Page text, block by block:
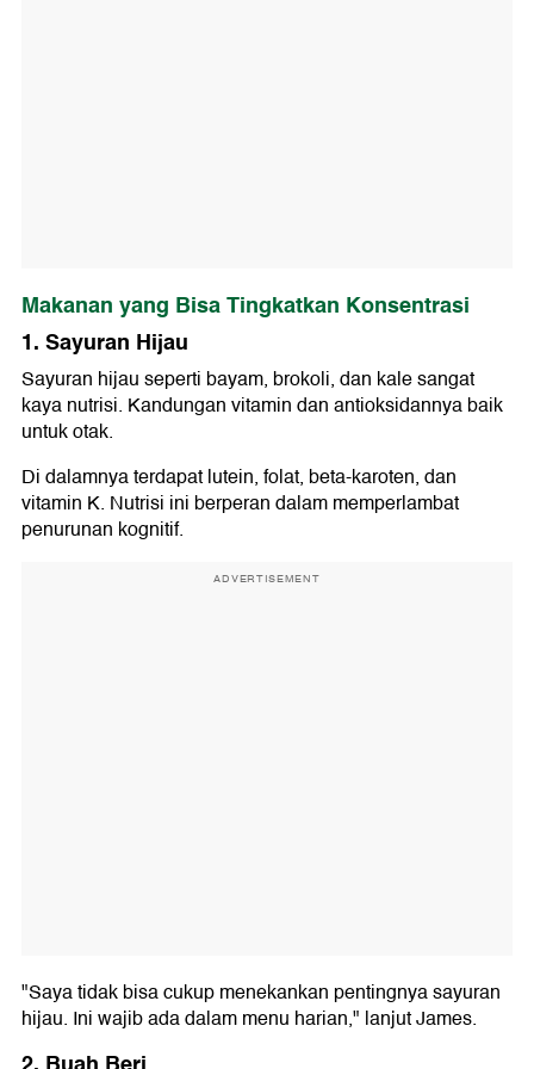
Makanan yang Bisa Tingkatkan Konsentrasi
1. Sayuran Hijau
Sayuran hijau seperti bayam, brokoli, dan kale sangat
kaya nutrisi. Kandungan vitamin dan antioksidannya baik
untuk otak.
Di dalamnya terdapat lutein, folat, beta-karoten, dan
vitamin K. Nutrisi ini berperan dalam memperlambat
penurunan kognitif.
ADVERTISEMENT
"Saya tidak bisa cukup menekankan pentingnya sayuran
hijau. Ini wajib ada dalam menu harian," lanjut James.